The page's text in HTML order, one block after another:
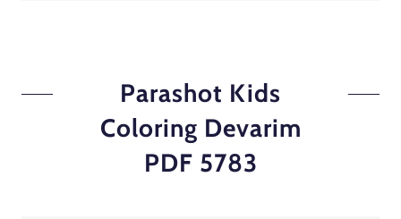
Parashot Kids
Coloring Devarim
PDF 5783